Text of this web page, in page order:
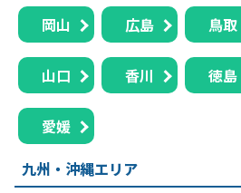
岡山 広島 鳥取
山口 香川 徳島
愛媛
九州・沖縄エリア